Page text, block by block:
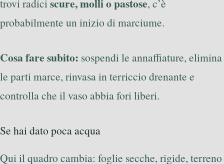
trovi radici
, c’è
probabilmente un inizio di marciume.
Cosa fare subito: sospendi le annaffiature, elimina
le parti marce, rinvasa in terriccio drenante e
controlla che il vaso abbia fori liberi.
Se hai dato poca acqua
Qui il quadro cambia: foglie secche, rigide, terreno